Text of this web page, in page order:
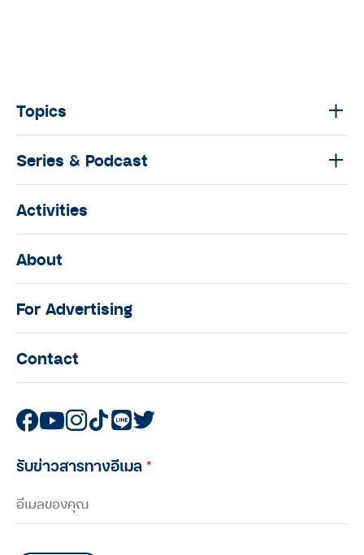
Topics
Series & Podcast
Activities
About
For Advertising
Contact
รับข่าวสารทางอีเมล*